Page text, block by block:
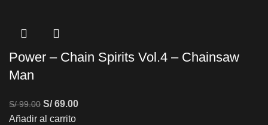
Power – Chain Spirits Vol.4 – Chainsaw
Man
S/99.00 S/69.00
Añadir al carrito